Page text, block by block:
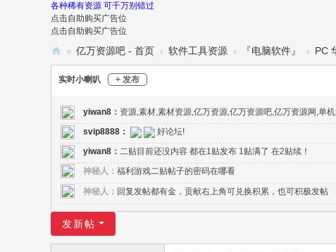
各种稀有资源 可千万别错过
点击自助购买广告位
点击自助购买广告位
万
资
» 亿万资源吧 - 首页 › 软件工具资源 › 『电脑软件』 › PC
实时小喇叭 + 发布
yiwan8 ： 资源,素材,素材资源,亿万资源,亿万资源吧,亿万资源网,单
svip8888 ： 好论坛!
yiwan8 ： 二贴目前还没内容 都在1贴发布 1贴满了 在2贴续！
神秘人： 福利游戏二贴帖子的密码在哪看
神秘人： 回复发帖都有金，贡献右上角可兑换积累，也可积极发帖
发新帖